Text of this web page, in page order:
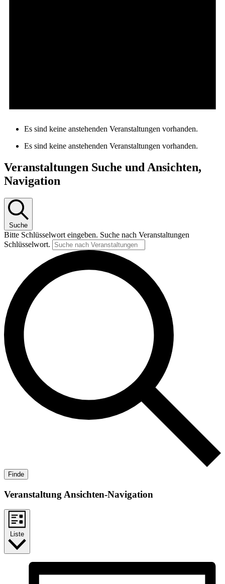
Es sind keine anstehenden Veranstaltungen vorhanden.
Es sind keine anstehenden Veranstaltungen vorhanden.
Veranstaltungen Suche und Ansichten,
Navigation
Suche
Bitte Schlüsselwort eingeben. Suche nach Veranstaltungen
Schlüsselwort.
Finde
Veranstaltung Ansichten-Navigation
Liste